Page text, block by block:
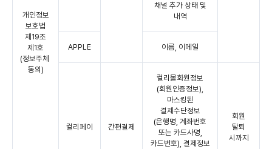
개인정보
보호법
제19조
제1호
(정보주체
동의)
채널 추가 상태 및
내역
APPLE 이름, 이메일
컬리페이 간편결제
컬리몰회원정보
(회원인증정보),
마스킹된
결제수단정보
(은행명, 계좌번호
또는 카드사명,
카드번호), 결제정보
회원
탈퇴
시까지